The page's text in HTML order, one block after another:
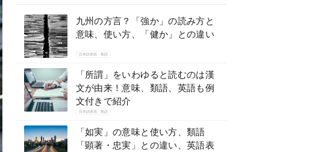
九州の方言？「強か」の読み方と
意味、使い方、「健か」との違い
日本語表現・熟語
「所謂」をいわゆると読むのは漢
文が由来！意味、類語、英語も例
文付きで紹介
日本語表現・熟語
「如実」の意味と使い方、類語
「顕著・忠実」との違い、英語表